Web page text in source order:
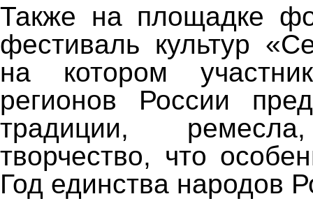
Также на площадке
фестиваль культур
на котором
регионов России
традиции,
творчество, что
Год единства народов